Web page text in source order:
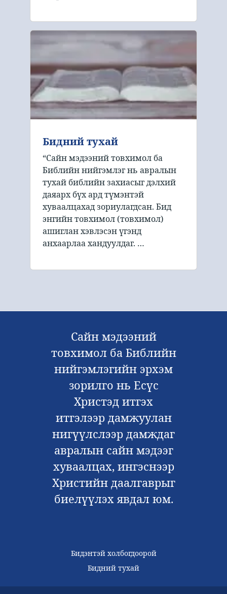
Бидний тухай
“Сайн мэдээний товхимол ба
Библийн нийгэмлэг нь авралын
тухай библийн захиасыг дэлхий
даяарх бүх ард түмэнтэй
хуваалцахад зориулагдсан. Бид
энгийн товхимол (товхимол)
ашиглан хэвлэсэн үгэнд
анхаарлаа хандуулдаг. …
Сайн мэдээний
товхимол ба Библийн
нийгэмлэгийн эрхэм
зорилго нь Есүс
Христэд итгэх
итгэлээр дамжуулан
нигүүлслээр дамждаг
авралын сайн мэдээг
хуваалцах, ингэснээр
Христийн даалгаврыг
биелүүлэх явдал юм.
Бидэнтэй холбогдоорой
Бидний тухай